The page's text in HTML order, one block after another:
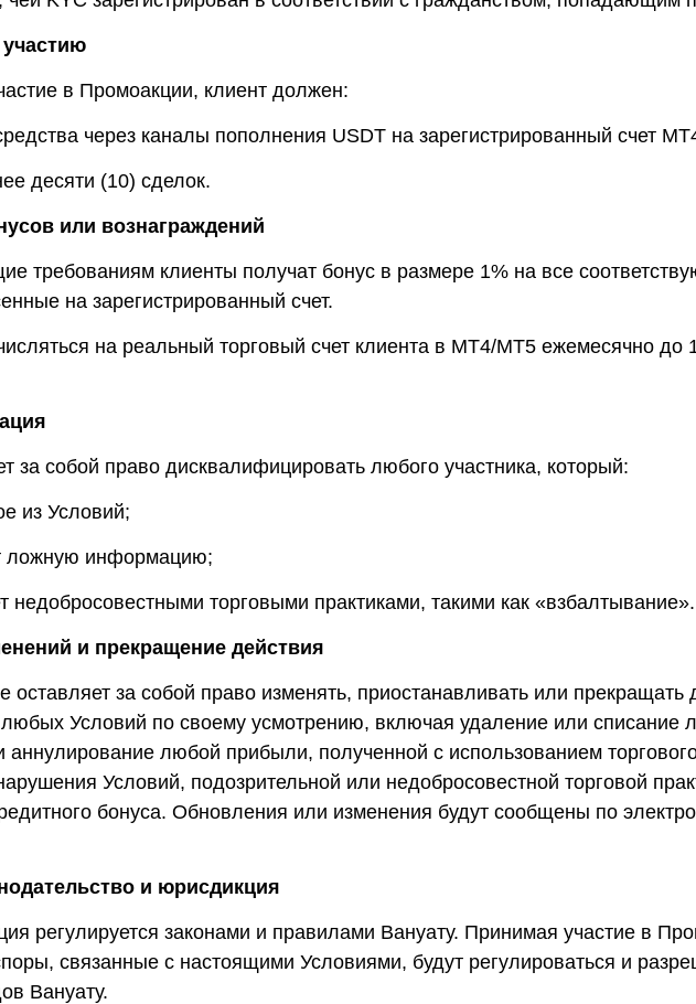
в Промоакции, клиент должен:
через каналы пополнения USDT на зарегистрированный счет
десяти (10) сделок.
или вознаграждений
требованиям клиенты получат бонус в размере 1% на все
на зарегистрированный счет.
на реальный торговый счет клиента в MT4/MT5 ежемесячно
за собой право дисквалифицировать любого участника, который:
из Условий;
ложную информацию;
недобросовестными торговыми практиками, такими как «взбалтывание».
и прекращение действия
оставляет за собой право изменять, приостанавливать или прекращать
Условий по своему усмотрению, включая удаление или списание
аннулирование любой прибыли, полученной с использованием
Условий, подозрительной или недобросовестной торговой
бонуса. Обновления или изменения будут сообщены по
и юрисдикция
регулируется законами и правилами Вануату. Принимая участие в
связанные с настоящими Условиями, будут регулироваться и
Вануату.